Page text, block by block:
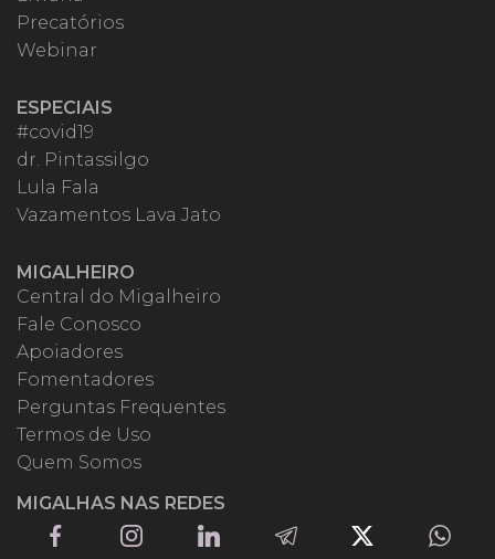
Precatórios
Webinar
ESPECIAIS
#covid19
dr. Pintassilgo
Lula Fala
Vazamentos Lava Jato
MIGALHEIRO
Central do Migalheiro
Fale Conosco
Apoiadores
Fomentadores
Perguntas Frequentes
Termos de Uso
Quem Somos
MIGALHAS NAS REDES